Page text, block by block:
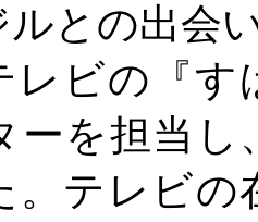
との出会
ビの『す
ーを担当
。テレビ